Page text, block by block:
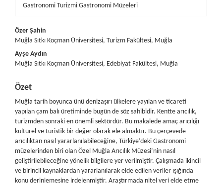
Gastronomi Turizmi Gastronomi Müzeleri
##plugins.themes.bootstrap3.article.main##
Özer Şahin
Muğla Sıtkı Koçman Üniversitesi, Turizm Fakültesi, Muğla
Ayşe Aydın
Muğla Sıtkı Koçman Üniversitesi, Edebiyat Fakültesi, Muğla
Özet
Muğla tarih boyunca ünü denizaşırı ülkelere yayılan ve ticareti
yapılan çam balı üretiminde bugün de söz sahibidir. Kentte arıcılık,
turizmden sonraki en önemli sektördür. Bu makalede amaç arıcılığı
kültürel ve turistik bir değer olarak ele almaktır. Bu çerçevede
arıcılıktan nasıl yararlanılabileceğine, Türkiye’deki Gastronomi
müzelerinden biri olan Özel Muğla Arıcılık Müzesi’nin nasıl
geliştirilebileceğine yönelik bilgilere yer verilmiştir. Çalışmada ikincil
ve birincil kaynaklardan yararlanılarak elde edilen veriler ışığında
konu derinlemesine irdelenmiştir. Araştırmada nitel veri elde etme